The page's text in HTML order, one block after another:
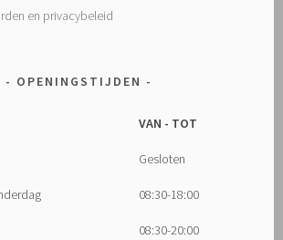
en privacybeleid
OPENINGSTIJDEN
VAN - TOT
Gesloten
08:30-18:00
08:30-20:00